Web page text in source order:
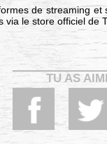
de streaming
via le store officiel de
TU AS